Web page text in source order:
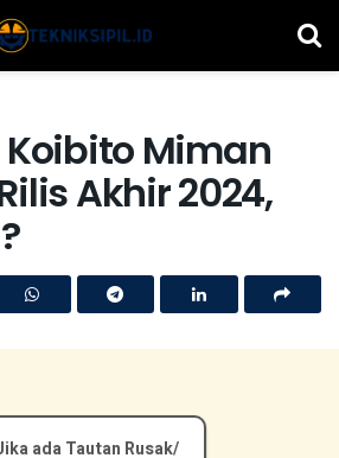
Koibito Miman
Akhir 2024,
ada Tautan Rusak/